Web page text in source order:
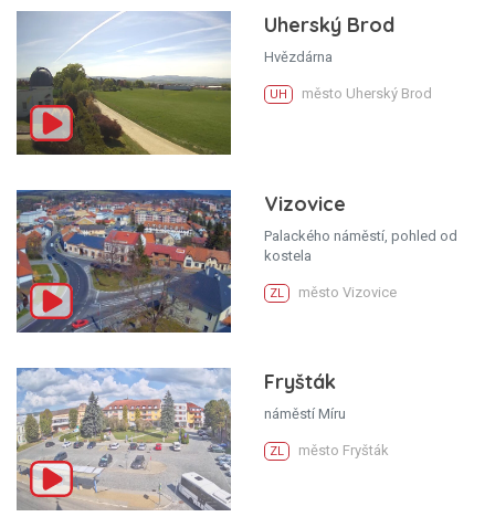
Uherský Brod
Hvězdárna
UH město Uherský Brod
Vizovice
Palackého náměstí, pohled od
kostela
ZL město Vizovice
Fryšták
náměstí Míru
ZL město Fryšták